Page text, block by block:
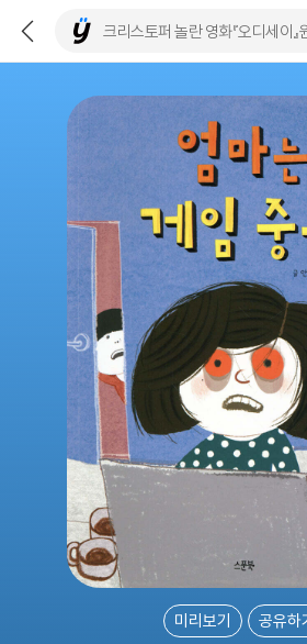
미리보기 공유하